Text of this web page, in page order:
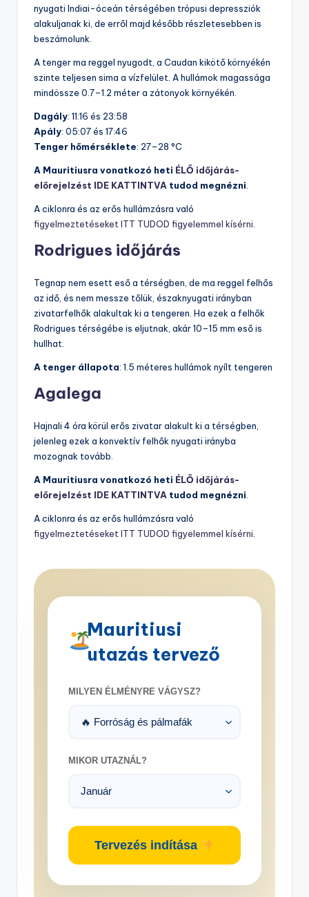
nyugati Indiai-óceán térségében trópusi depressziók
alakuljanak ki, de erről majd később részletesebben is
beszámolunk.
A tenger ma reggel nyugodt, a Caudan kikötő környékén
szinte teljesen sima a vízfelület. A hullámok magassága
mindössze 0.7–1.2 méter a zátonyok környékén.
Dagály: 11:16 és 23:58
Apály: 05:07 és 17:46
Tenger hőmérséklete: 27–28 °C
A Mauritiusra vonatkozó heti ÉLŐ időjárás-
előrejelzést IDE KATTINTVA tudod megnézni
A ciklonra és az erős hullámzásra való
figyelmeztetéseket ITT TUDOD figyelemmel kísérni
Rodrigues időjárás
Tegnap nem esett eső a térségben, de ma reggel felhős
az idő, és nem messze tőlük, északnyugati irányban
zivatarfelhők alakultak ki a tengeren. Ha ezek a felhők
Rodrigues térségébe is eljutnak, akár 10–15 mm eső is
hullhat.
A tenger állapota: 1.5 méteres hullámok nyílt tengeren
Agalega
Hajnali 4 óra körül erős zivatar alakult ki a térségben,
jelenleg ezek a konvektív felhők nyugati irányba
mozognak tovább.
A Mauritiusra vonatkozó heti ÉLŐ időjárás-
előrejelzést IDE KATTINTVA tudod megnézni
A ciklonra és az erős hullámzásra való
figyelmeztetéseket ITT TUDOD figyelemmel kísérni
Mauritiusi
utazás tervező
MILYEN ÉLMÉNYRE VÁGYSZ?
MIKOR UTAZNÁL?
Tervezés indítása